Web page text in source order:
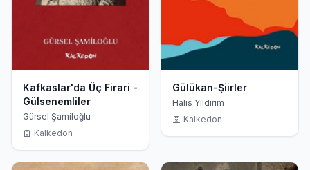
Kafkaslar'da Üç Firari -
Gülsenemliler
Gürsel Şamiloğlu
Kalkedon
Gülükan-Şiirler
Halis Yıldırım
Kalkedon